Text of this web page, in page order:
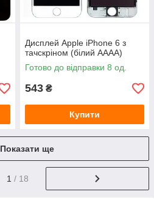
Дисплей Apple iPhone 6 з
тачскріном (білий AAAA)
Готово до відправки 8 од.
543 ₴
Купити
Показати ще
1 / 18